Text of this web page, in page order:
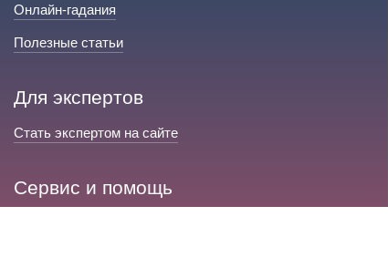
Онлайн-гадания
Полезные статьи
Для экспертов
Стать экспертом на сайте
Сервис и помощь